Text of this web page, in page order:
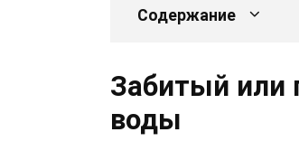
Содержание
Забитый или
воды